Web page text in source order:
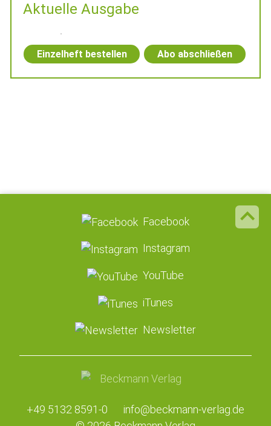
Aktuelle Ausgabe
Einzelheft bestellen Abo abschließen
Facebook
Instagram
YouTube
iTunes
Newsletter
+49 5132 8591-0
info@beckmann-verlag.de